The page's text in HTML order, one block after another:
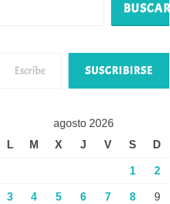
BUSCAR
SUSCRIBIRSE
agosto 2026
L
M X J V S D
1 2
3 4 5 6 7 8 9